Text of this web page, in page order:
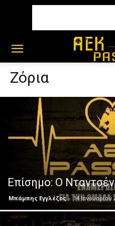
Ζόρια
Επίσημο: Ο
Μπάμπης Εγγλέζος - 14 Ιανουαρίου